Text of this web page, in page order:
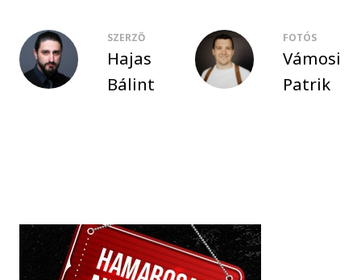
SZERZŐ
Hajas
Bálint
FOTÓS
Vámosi
Patrik